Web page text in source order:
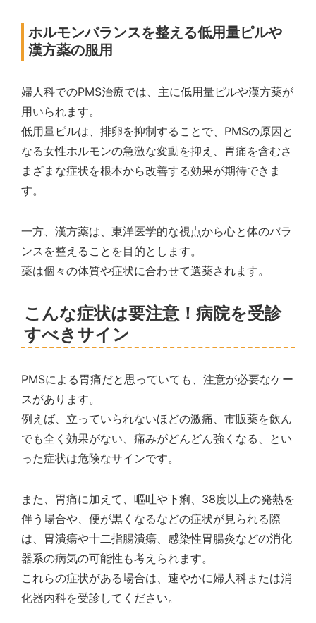
ホルモンバランスを整える低用量ピルや
漢方薬の服用
婦人科でのPMS治療では、主に低用量ピルや漢方薬が
用いられます。
低用量ピルは、排卵を抑制することで、PMSの原因と
なる女性ホルモンの急激な変動を抑え、胃痛を含むさ
まざまな症状を根本から改善する効果が期待できま
す。
一方、漢方薬は、東洋医学的な視点から心と体のバラ
ンスを整えることを目的とします。
薬は個々の体質や症状に合わせて選薬されます。
こんな症状は要注意！病院を受診
すべきサイン
PMSによる胃痛だと思っていても、注意が必要なケー
スがあります。
例えば、立っていられないほどの激痛、市販薬を飲ん
でも全く効果がない、痛みがどんどん強くなる、とい
った症状は危険なサインです。
また、胃痛に加えて、嘔吐や下痢、38度以上の発熱を
伴う場合や、便が黒くなるなどの症状が見られる際
は、胃潰瘍や十二指腸潰瘍、感染性胃腸炎などの消化
器系の病気の可能性も考えられます。
これらの症状がある場合は、速やかに婦人科または消
化器内科を受診してください。